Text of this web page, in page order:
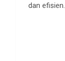
dan efisien.